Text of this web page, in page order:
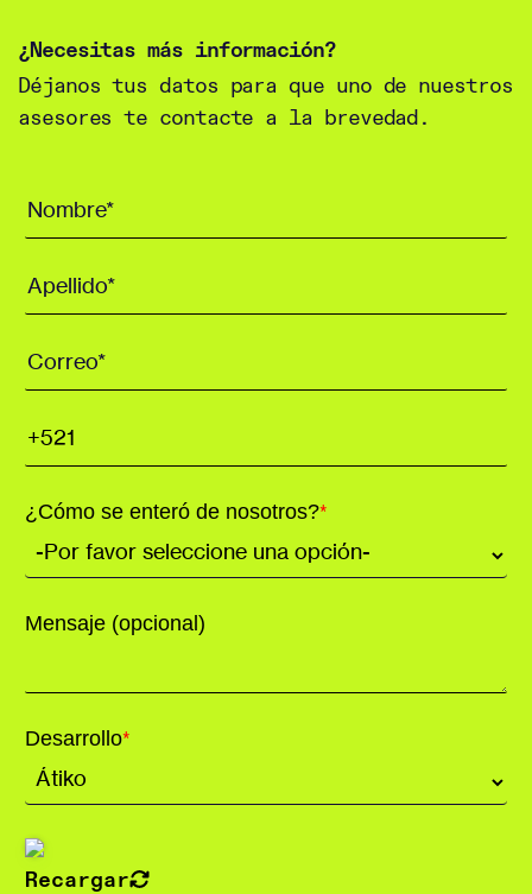
¿Necesitas más información?
Déjanos tus datos para que uno de nuestros
asesores te contacte a la brevedad.
¿Cómo se enteró de nosotros?*
Mensaje (opcional)
Desarrollo*
Recargar